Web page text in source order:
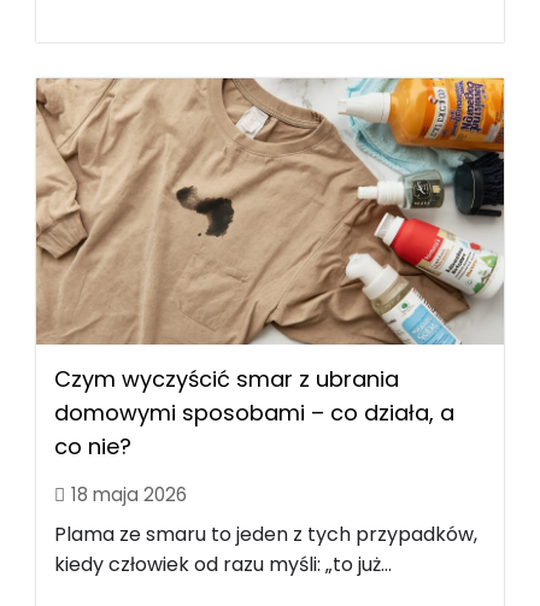
Czym wyczyścić smar z ubrania
domowymi sposobami – co działa, a
co nie?
18 maja 2026
Plama ze smaru to jeden z tych przypadków,
kiedy człowiek od razu myśli: „to już...